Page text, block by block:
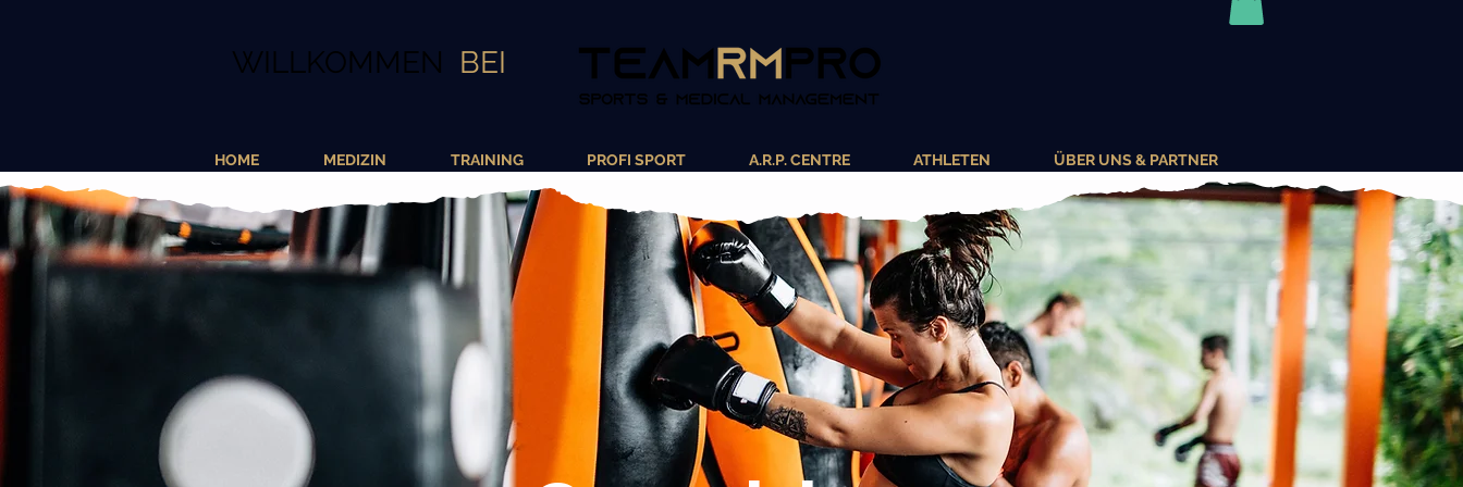
WILLKOMMEN BEI
HOME MEDIZIN TRAINING PROFI SPORT A.R.P. CENTRE ATHLETEN ÜBER UNS & PARTNER